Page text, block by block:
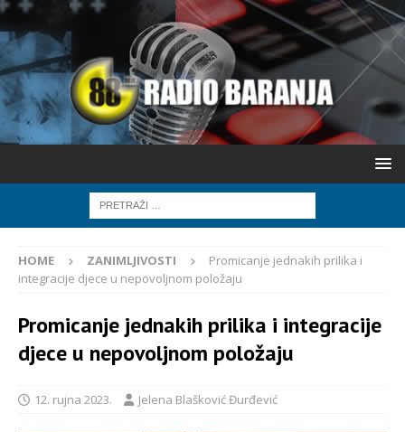
HOME ZANIMLJIVOSTI
Promicanje jednakih prilika i
integracije djece u nepovoljnom položaju
Promicanje jednakih prilika i integracije
djece u nepovoljnom položaju
12. rujna 2023. Jelena Blašković Đurđević